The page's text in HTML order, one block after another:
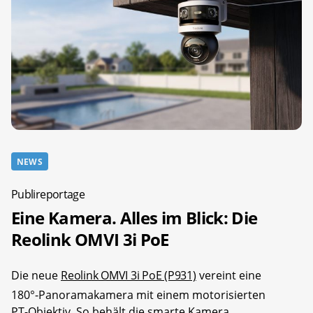
NEWS
Publireportage
Eine Kamera. Alles im Blick: Die
Reolink OMVI 3i PoE
Die neue Reolink OMVI 3i PoE (P931) vereint eine
180°-Panoramakamera mit einem motorisierten